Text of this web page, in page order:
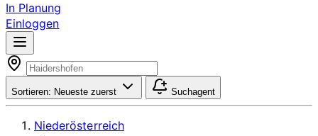
In Planung
Einloggen
Sortieren: Neueste zuerst Suchagent
Niederösterreich